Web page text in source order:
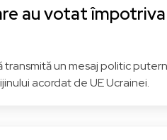
au votat
transmită un mesaj politic
acordat de UE Ucrainei.